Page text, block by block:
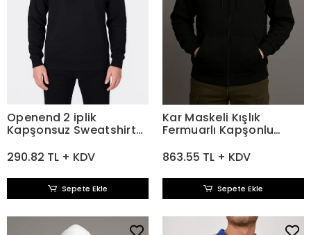
Openend 2 iplik
Kapşonsuz Sweatshirt
290.82 TL + KDV
Sepete Ekle
Kar Maskeli Kışlık
Fermuarlı Kapşonlu
863.55 TL + KDV
Sepete Ekle